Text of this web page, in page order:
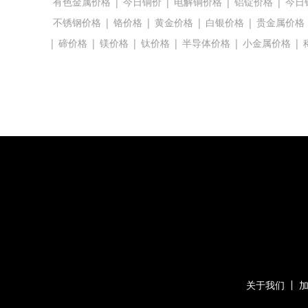
不锈钢价格 | 铬价格 | 黄金价格 | 白银价格 | 贵金属价格
| 碲价格 | 镁价格 | 钛价格 | 半导体价格 | 小金属价格 |
关于我们